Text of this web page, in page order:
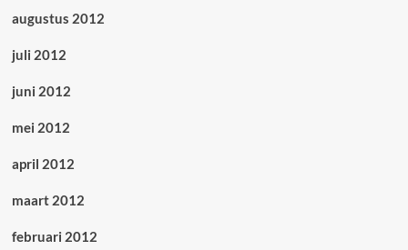
augustus 2012
juli 2012
juni 2012
mei 2012
april 2012
maart 2012
februari 2012